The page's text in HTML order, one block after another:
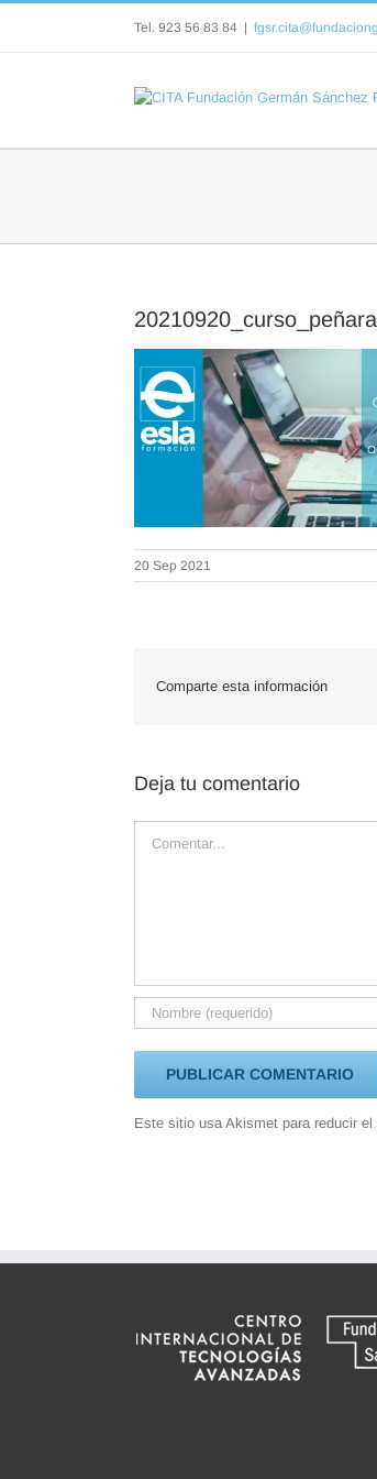
contenido
Tel. 923 56 83 84 |
20 Sep 2021
Comparte esta información
Deja tu comentario
Este sitio usa Akismet para reducir el